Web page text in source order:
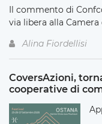
Il commento di
via libera alla
Alina Fiordellisi
CoversAzioni,
cooperative di